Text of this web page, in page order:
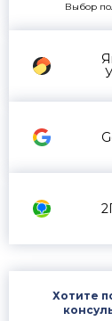
Выбор
Хотите